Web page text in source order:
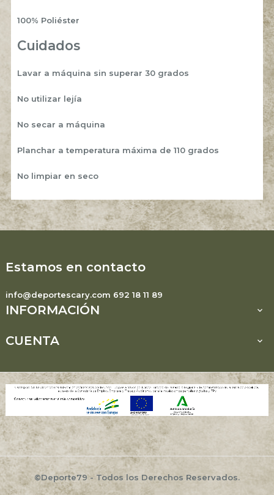
100% Poliéster
Cuidados
Lavar a máquina sin superar 30 grados
No utilizar lejía
No secar a máquina
Planchar a temperatura máxima de 110 grados
No limpiar en seco
Estamos en contacto
info@deportescary.com 692 18 11 89
INFORMACIÓN 
CUENTA 
©Deporte79 - Todos los Derechos Reservados.